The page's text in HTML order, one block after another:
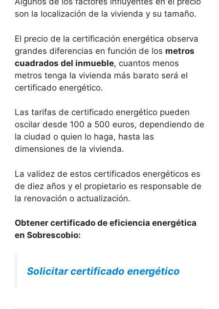
son la localización de la vivienda y su tamaño.
El precio de la certificación energética observa
grandes diferencias en función de los metros
cuadrados del inmueble, cuantos menos
metros tenga la vivienda más barato será el
certificado energético.
Las tarifas de certificado energético pueden
oscilar desde 100 a 500 euros, dependiendo de
la ciudad o quien lo haga, hasta las
dimensiones de la vivienda.
La validez de estos certificados energéticos es
de diez años y el propietario es responsable de
la renovación o actualización.
Obtener certificado de eficiencia energética
en Sobrescobio:
Solicitar certificado energético